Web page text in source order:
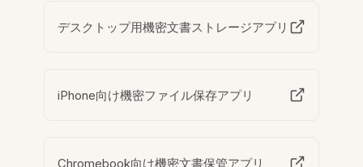
デスクトップ用機密文書ストレージアプリ
iPhone向け機密ファイル保存アプリ
Chromebook向け機密文書保管アプリ